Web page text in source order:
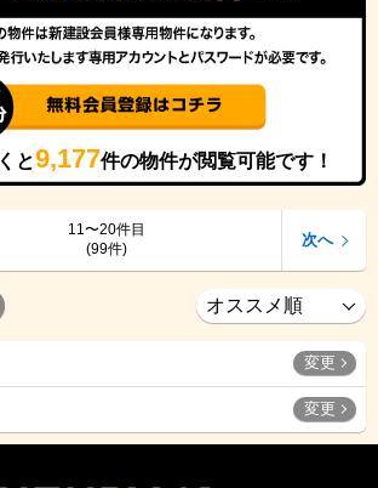
と9,177件の物件が閲覧可能です！
11〜20件目
(99件)
次へ
変更
変更